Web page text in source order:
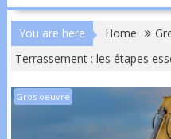
You are here Home
Terrassement : les étapes
Gros oeuvre